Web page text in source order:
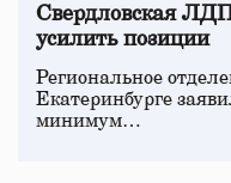
Свердловская
усилить позиции
Региональное
Екатеринбурге
минимум…